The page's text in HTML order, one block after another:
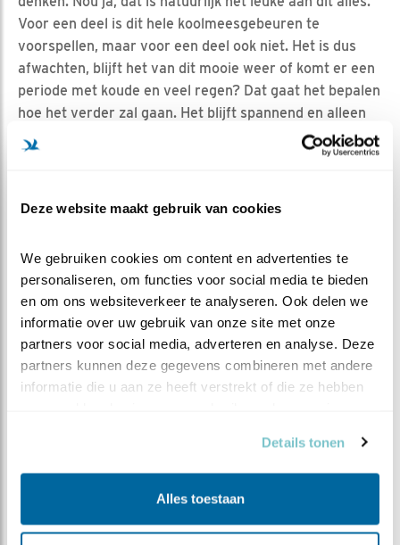
Deze website maakt gebruik van cookies
We gebruiken cookies om content en advertenties te
personaliseren, om functies voor social media te bieden
en om ons websiteverkeer te analyseren. Ook delen we
informatie over uw gebruik van onze site met onze
partners voor social media, adverteren en analyse. Deze
partners kunnen deze gegevens combineren met andere
informatie die u aan ze heeft verstrekt of die ze hebben
Details tonen
Alles toestaan
Voor een deel is dit hele koolmeesgebeuren te
voorspellen, maar voor een deel ook niet. Het is dus
afwachten, blijft het van dit mooie weer of komt er een
periode met koude en veel regen? Dat gaat het bepalen
hoe het verder zal gaan. Het blijft spannend en alleen
om deze reden zou ik dit blog goed in de gaten blijven
houden!
een ei. Af en toe slaan koolmezen een dag over; als het
op die dag geen ei. Als je dus op 15 april vier eieren
hebt en drie dagen later op 18 april geen zeven maar
zes eieren in het nestje ziet liggen dan weet je dat de
koolmees een dag heeft overgeslagen. Normaal zou je
vier + drie = zeven eieren moeten hebben. Tel je er
maar zes dan weet je dus dat de koolmees een
legpauze heeft gehad.
KNAW) doet fundamenteel en strategisch